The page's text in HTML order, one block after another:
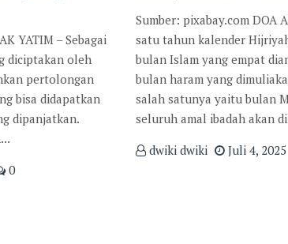
YATIM – Sebagai
diciptakan oleh
pertolongan
bisa didapatkan
dipanjatkan.
0
Sumber: pixabay.com DOA
satu tahun kalender
bulan Islam yang empat
bulan haram yang
salah satunya yaitu bulan
seluruh amal ibadah akan
dwiki dwiki
Juli 4, 2025